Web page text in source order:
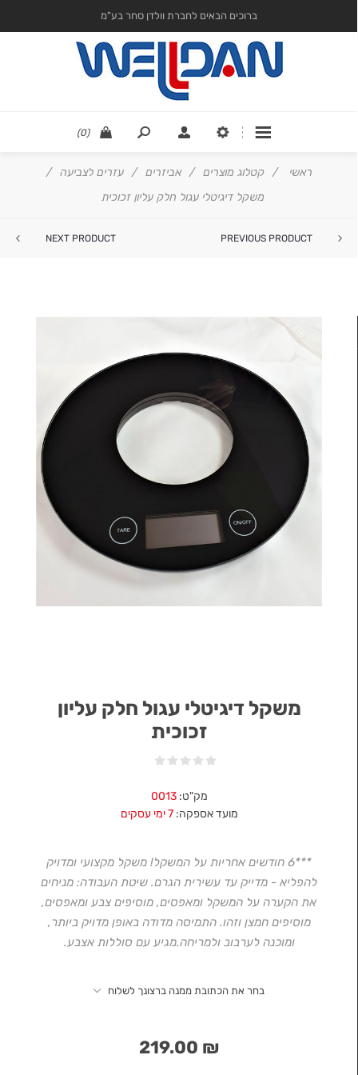
ברוכים הבאים לחברת וולדן סחר בע"מ
(0)
ראשי / קטלוג מוצרים / אביזרים / עזרים לצביעה /
משקל דיגיטלי עגול חלק עליון זכוכית
PREVIOUS PRODUCT
NEXT PRODUCT
משקל דיגיטלי עגול חלק עליון
זכוכית
מק"ט: 0013
מועד אספקה: 7 ימי עסקים
***6 חודשים אחריות על המשקל! משקל מקצועי ומדויק
להפליא - מדייק עד עשירית הגרם. שיטת העבודה: מניחים
את הקערה על המשקל ומאפסים, מוסיפים צבע ומאפסים,
מוסיפים חמצן וזהו. התמיסה מדודה באופן מדויק ביותר,
ומוכנה לערבוב ולמריחה.מגיע עם סוללות אצבע.
בחר את הכתובת ממנה ברצונך לשלוח
₪ 219.00